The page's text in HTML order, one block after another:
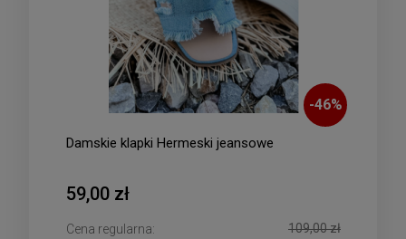
-46%
Damskie klapki Hermeski jeansowe
59,00 zł
Cena regularna:
109,00 zł